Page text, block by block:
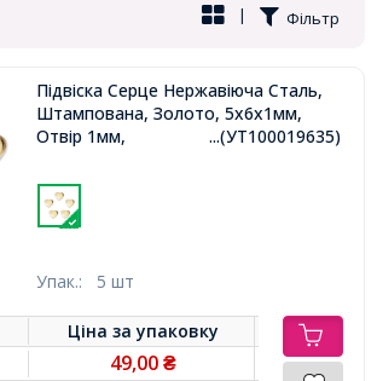
Фільтр
|
Підвіска Серце Нержавіюча Сталь,
Штампована, Золото, 5х6х1мм,
Отвір 1мм,
...(УТ100019635)
Упак.: 5 шт
Ціна заупаковку
49,00₴